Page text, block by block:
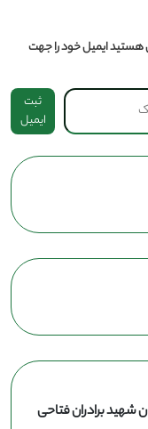
هستید ایمیل خود را جهت
ثبت
ایمیل
شهید برادران فتاحی